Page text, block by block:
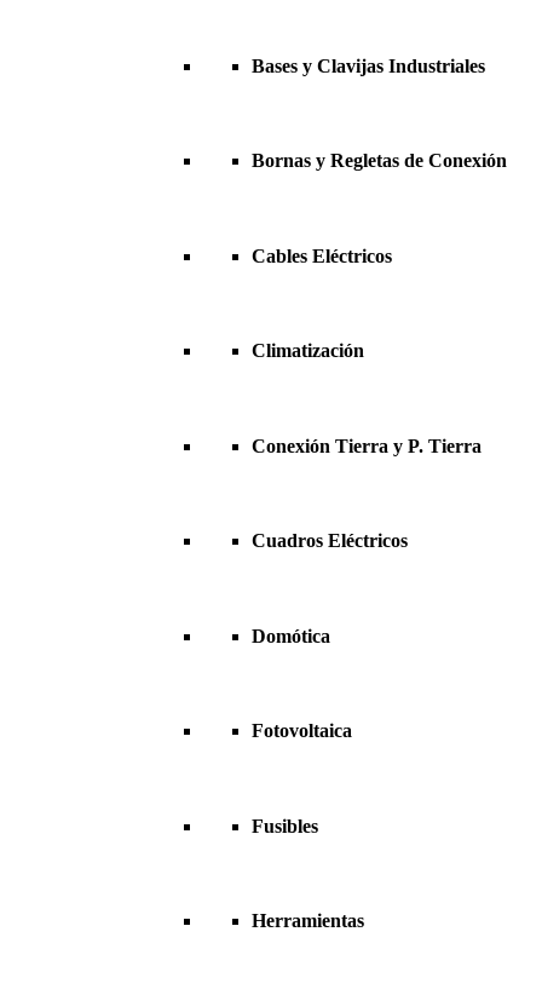
Bases y Clavijas Industriales
Bornas y Regletas de Conexión
Cables Eléctricos
Climatización
Conexión Tierra y P. Tierra
Cuadros Eléctricos
Domótica
Fotovoltaica
Fusibles
Herramientas